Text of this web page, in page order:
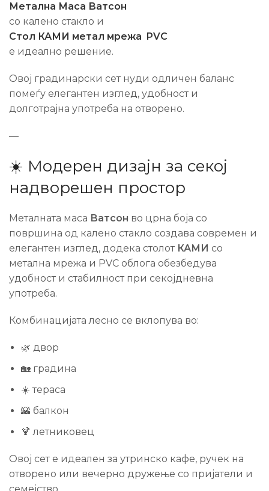
Метална Маса Ватсон
со калено стакло и
Стол КАМИ метал мрежа PVC
е идеално решение.
Овој градинарски сет нуди одличен баланс
помеѓу елегантен изглед, удобност и
долготрајна употреба на отворено.
—
☀️ Модерен дизајн за секој
надворешен простор
Металната маса Ватсон во црна боја со
површина од калено стакло создава современ и
елегантен изглед, додека столот КАМИ со
метална мрежа и PVC облога обезбедува
удобност и стабилност при секојдневна
употреба.
Комбинацијата лесно се вклопува во:
🌿 двор
🏡 градина
☀️ тераса
🌇 балкон
🍹 летниковец
Овој сет е идеален за утринско кафе, ручек на
отворено или вечерно дружење со пријатели и